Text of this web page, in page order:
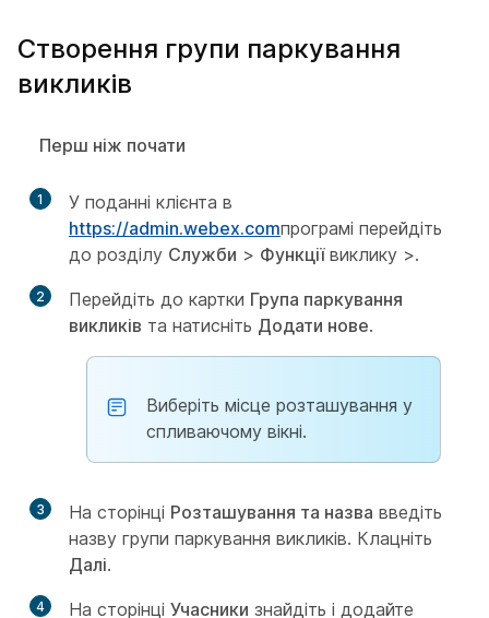
Створення групи паркування
викликів
Перш ніж почати
1
У поданні клієнта в
https://admin.webex.comпрограмі перейдіть
до розділу Служби > Функціївиклику >.
2 Перейдіть до картки Група паркування
викликів та натисніть Додати нове.
Виберіть місце розташування у
спливаючому вікні.
3 На сторінці Розташування та назва введіть
назву групи паркування викликів. Клацніть
Далі.
4 На сторінці Учасники знайдіть і додайте